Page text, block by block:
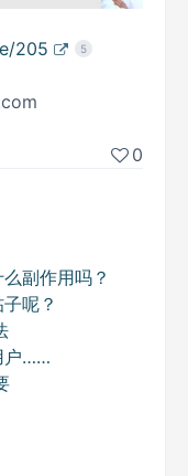
205 5
0
副作用吗？
呢？
户……